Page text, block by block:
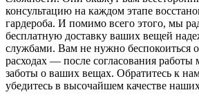
консультацию на каждом этапе
гардероба. И помимо всего этого, мы
бесплатную доставку ваших вещей
службами. Вам не нужно беспокоиться
расходах — после согласования работы
заботы о ваших вещах. Обратитесь к
убедитесь в высочайшем качестве